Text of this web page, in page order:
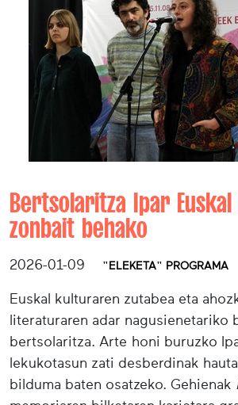
Bertsolaritza Ipar
zonbait behako
2026-01-09 "ELEKETA" PROGRAMA
Euskal kulturaren zutabea eta
literaturaren adar nagusienetariko
bertsolaritza. Arte honi buruzko
lekukotasun zati desberdinak
bilduma baten osatzeko. Gehienak